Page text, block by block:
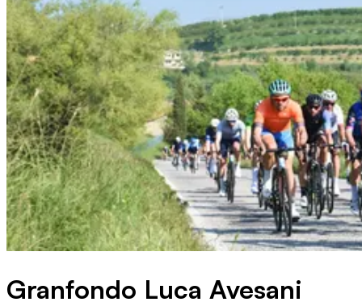
Granfondo Luca Avesani